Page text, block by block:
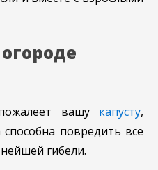
вашукапусту,
повредить все
гибели.